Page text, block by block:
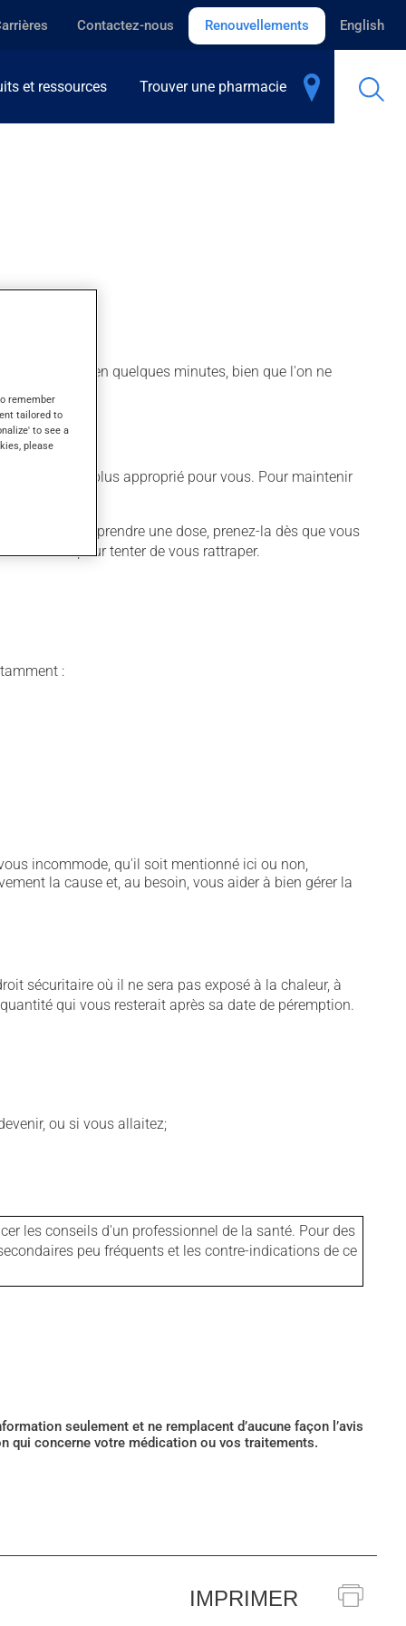
Contactez-nous Renouvellements English
et ressources Trouver une pharmacie
Il agit en quelques minutes, bien que l'on ne
qui est plus approprié pour vous. Pour maintenir
oubliez de prendre une dose, prenez-la dès que vous
suivante pour tenter de vous rattraper.
:
incommode, qu'il soit mentionné ici ou non,
la cause et, au besoin, vous aider à bien gérer la
sécuritaire où il ne sera pas exposé à la chaleur, à
qui vous resterait après sa date de péremption.
ou si vous allaitez;
les conseils d'un professionnel de la santé. Pour des
peu fréquents et les contre-indications de ce
seulement et ne remplacent d’aucune façon l’avis
qui concerne votre médication ou vos traitements.
IMPRIMER
remember
tailored to
to see a
please